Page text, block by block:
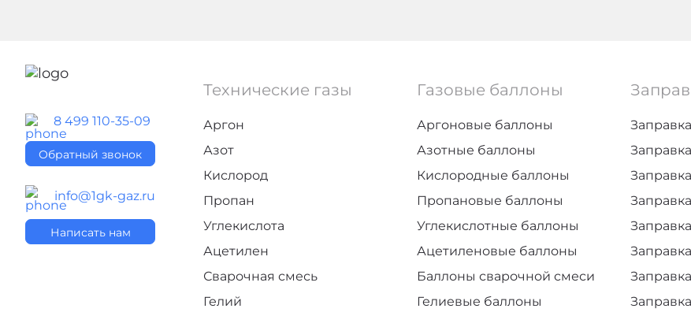
8 499 110-35-09
Обратный звонок
info@1gk-gaz.ru
Написать нам
Технические газы
Аргон
Азот
Кислород
Пропан
Углекислота
Ацетилен
Сварочная смесь
Гелий
Газовые баллоны
Аргоновые баллоны
Азотные баллоны
Кислородные баллоны
Пропановые баллоны
Углекислотные баллоны
Ацетиленовые баллоны
Баллоны сварочной смеси
Гелиевые баллоны